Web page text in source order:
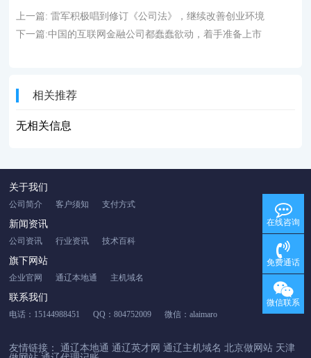
上一篇:雷军积极唱到修订《公司法》，继续改善创业环境
下一篇:中国的互联网金融公司都蠢蠢欲动，着手准备上市
相关推荐
无相关信息
关于我们
公司简介 客户须知 支付方式
新闻资讯
公司资讯 行业资讯 技术百科
旗下网站
企业官网 通辽本地通 主机域名
联系我们
电话：15144988451 QQ：804752009 微信：alaimaro
友情链接：通辽本地通 通辽英才网 通辽主机域名 北京做网站 天津
在线咨询
免费通话
微信联系